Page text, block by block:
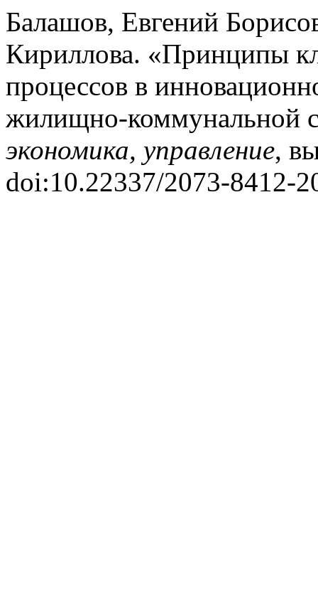
Балашов, Евгений
Кириллова. «Принципы
процессов в
жилищно-коммунальной
экономика, управление,
doi:10.22337/2073-8412-